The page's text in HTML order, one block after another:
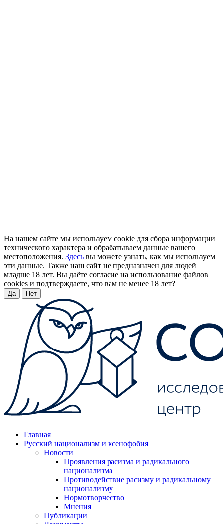
На нашем сайте мы используем cookie для сбора информации
технического характера и обрабатываем данные вашего
местоположения. Здесь вы можете узнать, как мы используем
эти данные. Также наш сайт не предназначен для людей
младше 18 лет. Вы даёте согласие на использование файлов
cookies и подтверждаете, что вам не менее 18 лет?
Да Нет
Главная
Русский национализм и ксенофобия
Новости
Проявления расизма и радикального
национализма
Противодействие расизму и радикальному
национализму
Нормотворчество
Мнения
Публикации